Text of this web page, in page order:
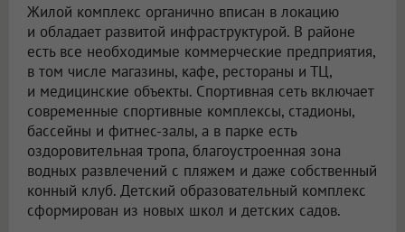
Жилой комплекс органично вписан в локацию
и обладает развитой инфраструктурой. В районе
есть все необходимые коммерческие предприятия,
в том числе магазины, кафе, рестораны и ТЦ,
и медицинские объекты. Спортивная сеть включает
современные спортивные комплексы, стадионы,
бассейны и фитнес-залы, а в парке есть
оздоровительная тропа, благоустроенная зона
водных развлечений с пляжем и даже собственный
конный клуб. Детский образовательный комплекс
сформирован из новых школ и детских садов.